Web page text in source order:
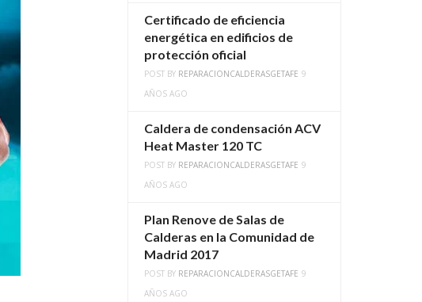
Certificado de eficiencia
energética en edificios de
protección oficial
POST BY REPARACIONCALDERASGETAFE 9
AÑOS AGO
Caldera de condensación ACV
Heat Master 120 TC
POST BY REPARACIONCALDERASGETAFE 9
AÑOS AGO
Plan Renove de Salas de
Calderas en la Comunidad de
Madrid 2017
POST BY REPARACIONCALDERASGETAFE 9
AÑOS AGO